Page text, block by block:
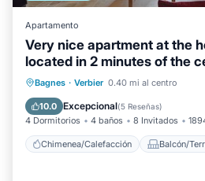
Apartamento
Very nice apartment at the
located in 2 minutes of the
Bagnes · Verbier 0.40 mi al centro
10.0 Excepcional(5 Reseñas)
4 Dormitorios 4 baños 8 Invitados
Chimenea/Calefacción Balcón/
Chimenea/Calefacción
Cocina
Aparcamiento